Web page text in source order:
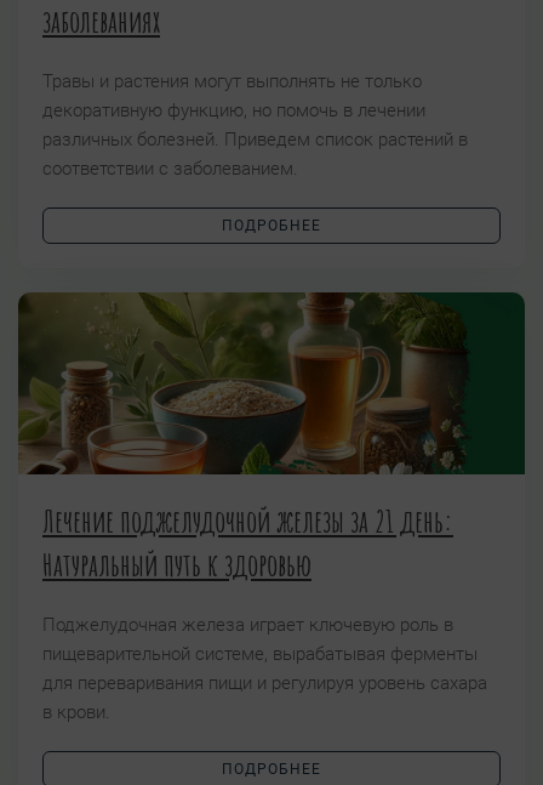
заболеваниях
Травы и растения могут выполнять не только
декоративную функцию, но помочь в лечении
различных болезней. Приведем список растений в
соответствии с заболеванием.
ПОДРОБНЕЕ
Лечение поджелудочной железы за 21 день:
Натуральный путь к здоровью
Поджелудочная железа играет ключевую роль в
пищеварительной системе, вырабатывая ферменты
для переваривания пищи и регулируя уровень сахара
в крови.
ПОДРОБНЕЕ